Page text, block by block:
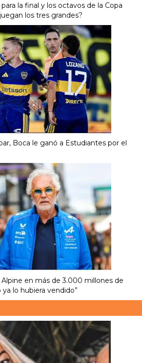
la final y los octavos de la Copa
los tres grandes?
Boca le ganó a Estudiantes por el
en más de 3.000 millones de
ya lo hubiera vendido”